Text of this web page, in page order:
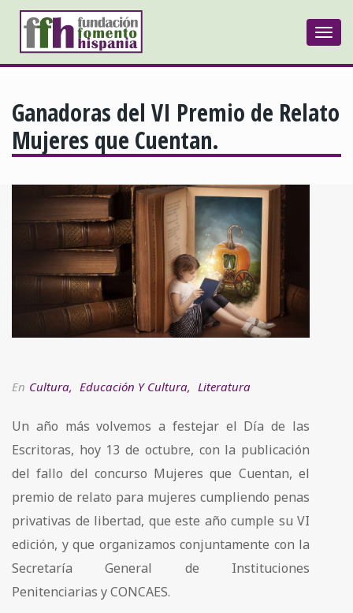
Ganadoras del VI Premio de Relato
Mujeres que Cuentan.
En Cultura, Educación Y Cultura, Literatura
Un año más volvemos a festejar el Día de las
Escritoras, hoy 13 de octubre, con la publicación
del fallo del concurso Mujeres que Cuentan, el
premio de relato para mujeres cumpliendo penas
privativas de libertad, que este año cumple su VI
edición, y que organizamos conjuntamente con la
Secretaría General de Instituciones
Penitenciarias y CONCAES.